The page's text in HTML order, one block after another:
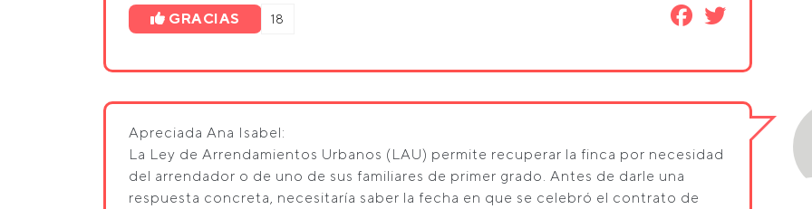
GRACIAS 18
Apreciada Ana Isabel:
La Ley de Arrendamientos Urbanos (LAU) permite recuperar la finca por necesidad
del arrendador o de uno de sus familiares de primer grado. Antes de darle una
respuesta concreta, necesitaría saber la fecha en que se celebró el contrato de